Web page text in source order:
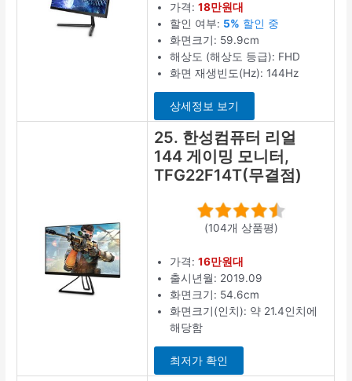
가격:18만원대
할인 여부: 5% 할인 중
화면크기: 59.9cm
해상도 (해상도 등급): FHD
화면 재생빈도(Hz): 144Hz
상세정보 보기
25. 한성컴퓨터 리얼
144 게이밍 모니터,
TFG22F14T(무결점)
(104개 상품평)
가격:16만원대
출시년월: 2019.09
화면크기: 54.6cm
화면크기(인치): 약 21.4인치에
해당함
최저가 확인